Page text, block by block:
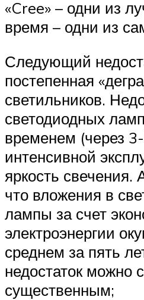
«Cree» – одни из
время – одни из
Следующий
постепенная
светильников.
светодиодных
временем (через
интенсивной
яркость свечения.
что вложения в
лампы за счет
электроэнергии
среднем за пять
недостаток можно
существенным;